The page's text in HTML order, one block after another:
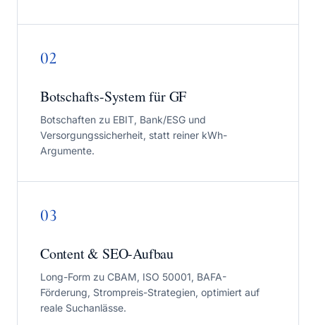
02
Botschafts-System für GF
Botschaften zu EBIT, Bank/ESG und
Versorgungssicherheit, statt reiner kWh-
Argumente.
03
Content & SEO-Aufbau
Long-Form zu CBAM, ISO 50001, BAFA-
Förderung, Strompreis-Strategien, optimiert auf
reale Suchanlässe.